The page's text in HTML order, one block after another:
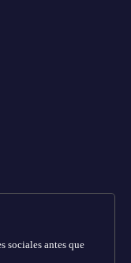
sociales antes que